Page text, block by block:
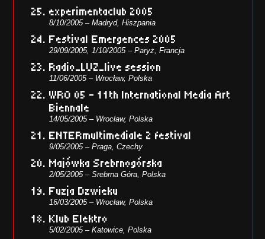
experimentaclub 2005
8/10/2005 – Madryd, Hiszpania
Festival Emergences 2005
29/09/2005, 1/10/2005 – Paryż, Francja
Radio_LUZ_live session
11/06/2005 – Wrocław, Polska
WRO 05 – 11th International Media Art
Biennale
14/05/2005 – Wrocław, Polska
ENTERmultimediale 2 festival
9/05/2005 – Praga, Czechy
Majówka Srebrnogórska
2/05/2005 – Srebrna Góra, Polska
Fuzja Dzwieku
16/03/2005 – Wrocław, Polska
Klub Elektro
5/02/2005 – Katowice, Polska